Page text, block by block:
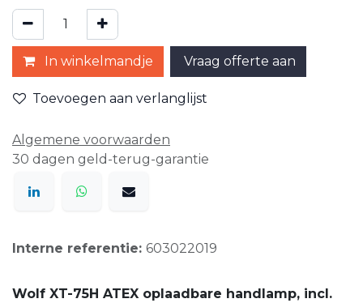
In winkelmandje Vraag offerte aan
Toevoegen aan verlanglijst
Algemene voorwaarden
30 dagen geld-terug-garantie
Interne referentie: 603022019
Wolf XT-75H ATEX oplaadbare handlamp, incl.